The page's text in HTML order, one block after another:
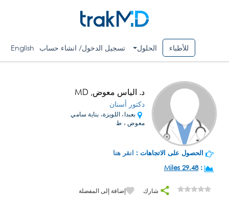
للأطباء الحلول تسجيل الدخول/ انشاء حساب English
د. الياس معوض, MD
دكتور أسنان
بعبدا، اللويزة، بناية سامي
معوض ، ط
الحصول على الاتجاهات : انقر هنا
:
29.48 Miles
شارك إضافة إلى المفضلة